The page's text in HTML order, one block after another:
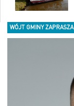
WÓJT GMINY ZAPRASZA